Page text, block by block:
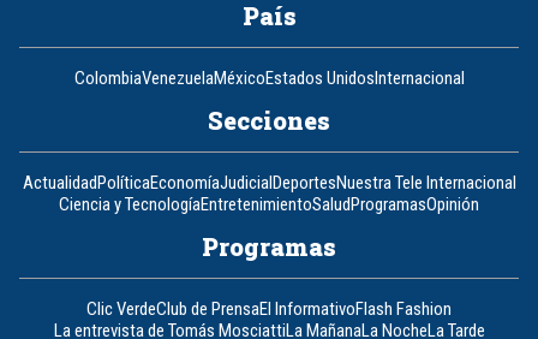
País
ColombiaVenezuelaMéxicoEstados UnidosInternacional
Secciones
ActualidadPolíticaEconomíaJudicialDeportesNuestra Tele Internacional
Ciencia y TecnologíaEntretenimientoSaludProgramasOpinión
Programas
Clic VerdeClub de PrensaEl InformativoFlash Fashion
La entrevista de Tomás MosciattiLa MañanaLa NocheLa Tarde